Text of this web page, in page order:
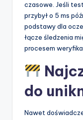
czasowe. Jeśli
przybył o 5 ms
podstawy dla
łącze śledzenia
procesem
do
Nawet